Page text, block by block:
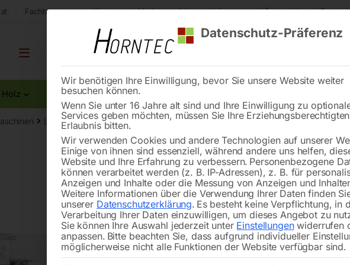
Fachberatung aus Kärnten Markenqualität Lieferung nach Österreich und
Holz Metall Reinigung
Leitspindeldrehmaschine OPTIturn TU 2506VB
🔍
Leitspindeldrehmaschinen mit
für den anspruchsvollen Anwender
Datenschutz-Präferenz
Wir benötigen Ihre Einwilligung, bevor Sie unsere Website weiter
besuchen können.
Wenn Sie unter 16 Jahre alt sind und Ihre Einwilligung zu
Services geben möchten, müssen Sie Ihre
Erlaubnis bitten.
Wir verwenden Cookies und andere Technologien auf unserer
Einige von ihnen sind essenziell, während andere uns helfen,
Website und Ihre Erfahrung zu verbessern. Personenbezogene
können verarbeitet werden (z. B. IP-Adressen), z. B. für
Anzeigen und Inhalte oder die Messung von Anzeigen und
Weitere Informationen über die Verwendung Ihrer Daten finden
unserer Datenschutzerklärung. Es besteht keine Verpflichtung, in
Verarbeitung Ihrer Daten einzuwilligen, um dieses Angebot zu
Sie können Ihre Auswahl jederzeit unter Einstellungenwiderrufen
anpassen. Bitte beachten Sie, dass aufgrund individueller
möglicherweise nicht alle Funktionen der Website verfügbar sind.